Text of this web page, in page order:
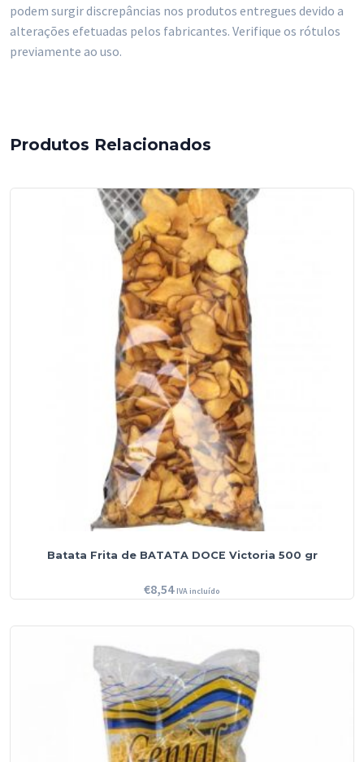
gr
podem surgir discrepâncias nos produtos entregues devido a
alterações efetuadas pelos fabricantes. Verifique os rótulos
previamente ao uso.
Produtos Relacionados
Batata Frita de BATATA DOCE Victoria 500 gr
€8,54 IVA incluído